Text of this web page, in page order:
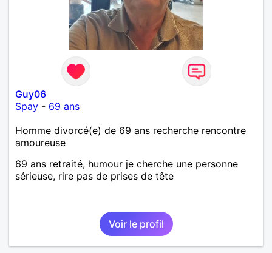
Guy06
Spay - 69 ans
Homme divorcé(e) de 69 ans recherche rencontre
amoureuse
69 ans retraité, humour je cherche une personne
sérieuse, rire pas de prises de tête
Voir le profil